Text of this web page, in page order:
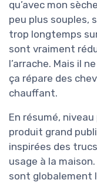
qu’avec mon
peu plus souples,
trop longtemps
sont vraiment
l’arrache. Mais il
ça répare des
chauffant.
En résumé,
produit grand
inspirées des
usage à la
sont globalement